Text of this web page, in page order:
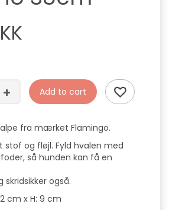
Add to cart
fra mærket Flamingo.
stof og fløjl. Fyld hvalen med
så hunden kan få en
også.
cm x H: 9 cm